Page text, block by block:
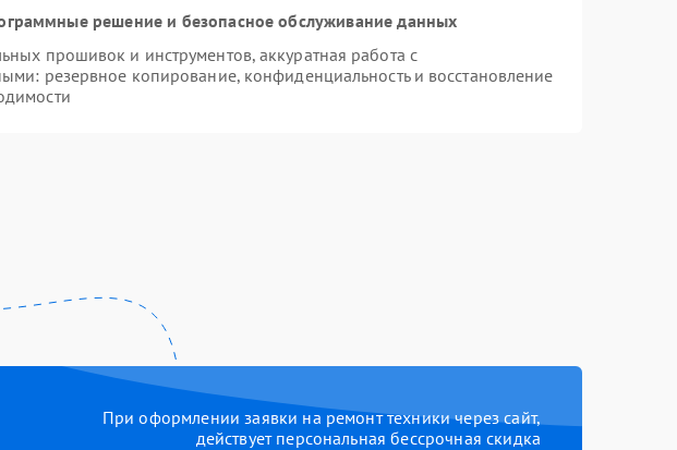
решение и безопасное обслуживание данных
прошивок и инструментов, аккуратная работа с
резервное копирование, конфиденциальность и восстановление
При оформлении заявки на ремонт техники через сайт,
действует персональная бессрочная скидка